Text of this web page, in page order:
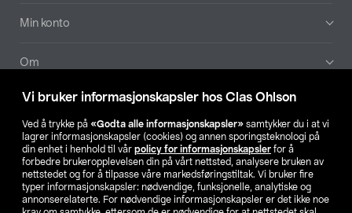
Vi bruker informasjonskapsler hos Clas Ohlson
Ved å trykke på «Godta alle informasjonskapsler» samtykker du i at vi
lagrer informasjonskapsler (cookies) og annen sporingsteknologi på
din enhet i henhold til vår policy for informasjonskapsler for å
forbedre brukeropplevelsen din på vårt nettsted, analysere bruken av
nettstedet og for å tilpasse våre markedsføringstiltak. Vi bruker fire
typer informasjonskapsler: nødvendige, funksjonelle, analytiske og
annonserelaterte. For nødvendige informasjonskapsler er det ikke noe
Min konto
Om
Aktuelt
Våre selskaper
Finn din butikk